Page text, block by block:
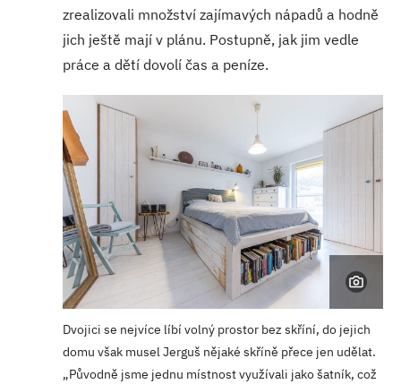
zrealizovali množství zajímavých nápadů a hodně
jich ještě mají v plánu. Postupně, jak jim vedle
práce a dětí dovolí čas a peníze.
Dvojici se nejvíce líbí volný prostor bez skříní, do jejich
domu však musel Jerguš nějaké skříně přece jen udělat.
„Původně jsme jednu místnost využívali jako šatník, což